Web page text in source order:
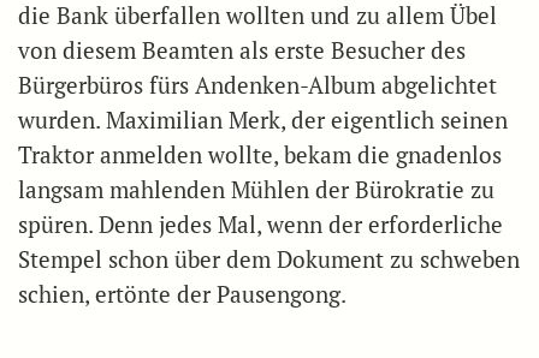
die Bank überfallen wollten und zu allem Übel
von diesem Beamten als erste Besucher des
Bürgerbüros fürs Andenken-Album abgelichtet
wurden. Maximilian Merk, der eigentlich seinen
Traktor anmelden wollte, bekam die gnadenlos
langsam mahlenden Mühlen der Bürokratie zu
spüren. Denn jedes Mal, wenn der erforderliche
Stempel schon über dem Dokument zu schweben
schien, ertönte der Pausengong.